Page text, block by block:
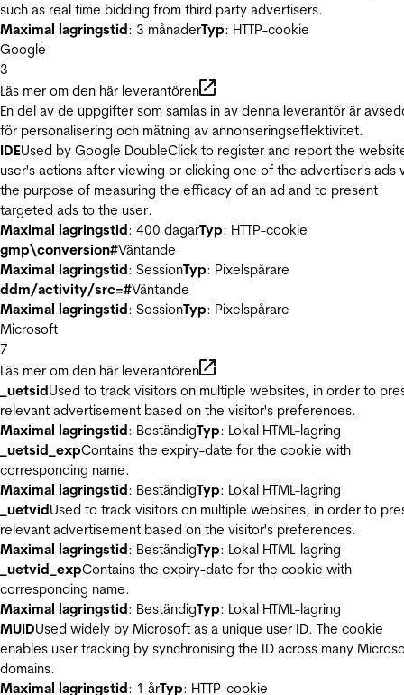
such as real time bidding from third party advertisers.
Maximal lagringstid: 3 månaderTyp: HTTP-cookie
Google
3
Läs mer om den här leverantören
En del av de uppgifter som samlas in av denna leverantör är
för personalisering och mätning av annonseringseffektivitet.
IDEUsed by Google DoubleClick to register and report the
user's actions after viewing or clicking one of the advertiser's ads
the purpose of measuring the efficacy of an ad and to present
targeted ads to the user.
Maximal lagringstid: 400 dagarTyp: HTTP-cookie
gmp\conversion#Väntande
Maximal lagringstid: SessionTyp: Pixelspårare
ddm/activity/src=#Väntande
Maximal lagringstid: SessionTyp: Pixelspårare
Microsoft
7
Läs mer om den här leverantören
_uetsidUsed to track visitors on multiple websites, in order to
relevant advertisement based on the visitor's preferences.
Maximal lagringstid: BeständigTyp: Lokal HTML-lagring
_uetsid_expContains the expiry-date for the cookie with
corresponding name.
Maximal lagringstid: BeständigTyp: Lokal HTML-lagring
_uetvidUsed to track visitors on multiple websites, in order to
relevant advertisement based on the visitor's preferences.
Maximal lagringstid: BeständigTyp: Lokal HTML-lagring
_uetvid_expContains the expiry-date for the cookie with
corresponding name.
Maximal lagringstid: BeständigTyp: Lokal HTML-lagring
MUIDUsed widely by Microsoft as a unique user ID. The cookie
enables user tracking by synchronising the ID across many
domains.
Maximal lagringstid: 1 årTyp: HTTP-cookie